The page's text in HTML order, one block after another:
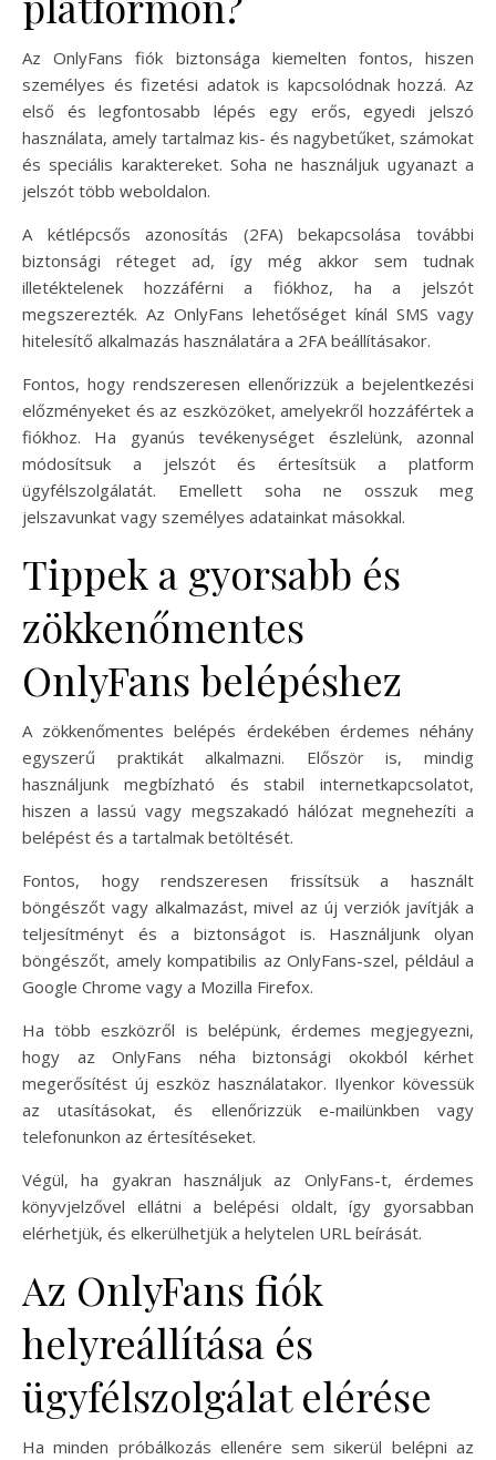
Az OnlyFans fiók biztonsága kiemelten fontos, hiszen
személyes és fizetési adatok is kapcsolódnak hozzá. Az
első és legfontosabb lépés egy erős, egyedi jelszó
használata, amely tartalmaz kis- és nagybetűket, számokat
és speciális karaktereket. Soha ne használjuk ugyanazt a
jelszót több weboldalon.
A kétlépcsős azonosítás (2FA) bekapcsolása további
biztonsági réteget ad, így még akkor sem tudnak
illetéktelenek hozzáférni a fiókhoz, ha a jelszót
megszerezték. Az OnlyFans lehetőséget kínál SMS vagy
hitelesítő alkalmazás használatára a 2FA beállításakor.
Fontos, hogy rendszeresen ellenőrizzük a bejelentkezési
előzményeket és az eszközöket, amelyekről hozzáfértek a
fiókhoz. Ha gyanús tevékenységet észlelünk, azonnal
módosítsuk a jelszót és értesítsük a platform
ügyfélszolgálatát. Emellett soha ne osszuk meg
jelszavunkat vagy személyes adatainkat másokkal.
Tippek a gyorsabb és
zökkenőmentes
OnlyFans belépéshez
A zökkenőmentes belépés érdekében érdemes néhány
egyszerű praktikát alkalmazni. Először is, mindig
használjunk megbízható és stabil internetkapcsolatot,
hiszen a lassú vagy megszakadó hálózat megnehezíti a
belépést és a tartalmak betöltését.
Fontos, hogy rendszeresen frissítsük a használt
böngészőt vagy alkalmazást, mivel az új verziók javítják a
teljesítményt és a biztonságot is. Használjunk olyan
böngészőt, amely kompatibilis az OnlyFans-szel, például a
Google Chrome vagy a Mozilla Firefox.
Ha több eszközről is belépünk, érdemes megjegyezni,
hogy az OnlyFans néha biztonsági okokból kérhet
megerősítést új eszköz használatakor. Ilyenkor kövessük
az utasításokat, és ellenőrizzük e-mailünkben vagy
telefonunkon az értesítéseket.
Végül, ha gyakran használjuk az OnlyFans-t, érdemes
könyvjelzővel ellátni a belépési oldalt, így gyorsabban
elérhetjük, és elkerülhetjük a helytelen URL beírását.
Az OnlyFans fiók
helyreállítása és
ügyfélszolgálat elérése
Ha minden próbálkozás ellenére sem sikerül belépni az